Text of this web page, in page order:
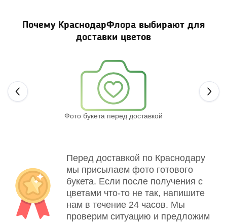
Почему КраснодарФлора выбирают для
доставки цветов
Фото букета перед доставкой
Перед доставкой по Краснодару
мы присылаем фото готового
букета. Если после получения с
цветами что-то не так, напишите
нам в течение 24 часов. Мы
проверим ситуацию и предложим